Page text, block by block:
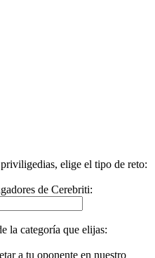
elige el tipo de reto:
de Cerebriti:
la categoría que elijas:
a tu oponente en nuestro